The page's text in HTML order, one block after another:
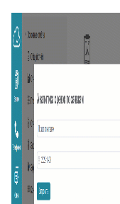
19 Превышение
20
Подсказка
21
22Отображать
23 Упорядочить
24
Отображать
25
26Канал связи по